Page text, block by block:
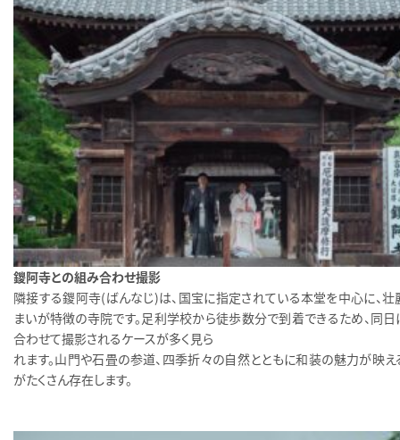
鑁阿寺との組み合わせ撮影
隣接する鑁阿寺（ばんなじ）は、国宝に指定されている本堂を中心に、
まいが特徴の寺院です。足利学校から徒歩数分で到着できるため、同
合わせて撮影されるケースが多く見ら
れます。山門や石畳の参道、四季折々の自然とともに和装の魅力が映
がたくさん存在します。